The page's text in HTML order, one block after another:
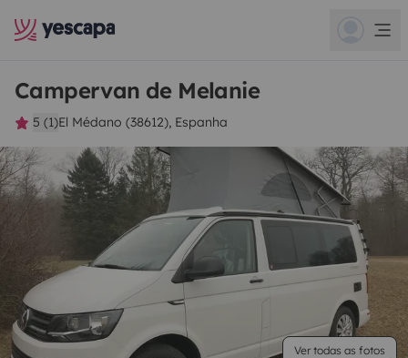
Campervan de Melanie
5 (1)El Médano (38612), Espanha
Ver todas as fotos